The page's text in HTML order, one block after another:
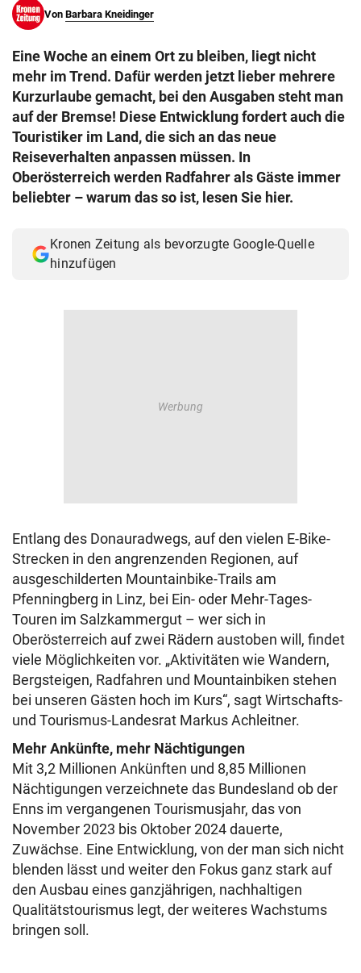
Von Barbara Kneidinger
Eine Woche an einem Ort zu bleiben, liegt nicht
mehr im Trend. Dafür werden jetzt lieber mehrere
Kurzurlaube gemacht, bei den Ausgaben steht man
auf der Bremse! Diese Entwicklung fordert auch die
Touristiker im Land, die sich an das neue
Reiseverhalten anpassen müssen. In
Oberösterreich werden Radfahrer als Gäste immer
beliebter – warum das so ist, lesen Sie hier.
Kronen Zeitung als bevorzugte Google-Quelle
hinzufügen
Entlang des Donauradwegs, auf den vielen E-Bike-
Strecken in den angrenzenden Regionen, auf
ausgeschilderten Mountainbike-Trails am
Pfenningberg in Linz, bei Ein- oder Mehr-Tages-
Touren im Salzkammergut – wer sich in
Oberösterreich auf zwei Rädern austoben will, findet
viele Möglichkeiten vor. „Aktivitäten wie Wandern,
Bergsteigen, Radfahren und Mountainbiken stehen
bei unseren Gästen hoch im Kurs“, sagt Wirtschafts-
und Tourismus-Landesrat Markus Achleitner.
Mehr Ankünfte, mehr Nächtigungen
Mit 3,2 Millionen Ankünften und 8,85 Millionen
Nächtigungen verzeichnete das Bundesland ob der
Enns im vergangenen Tourismusjahr, das von
November 2023 bis Oktober 2024 dauerte,
Zuwächse. Eine Entwicklung, von der man sich nicht
blenden lässt und weiter den Fokus ganz stark auf
den Ausbau eines ganzjährigen, nachhaltigen
Qualitätstourismus legt, der weiteres Wachstums
bringen soll.